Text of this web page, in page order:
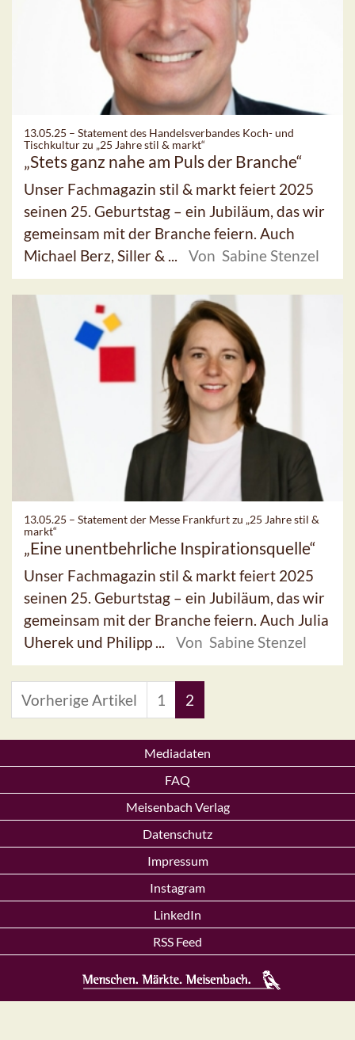
13.05.25 – Statement des Handelsverbandes Koch- und
Tischkultur zu „25 Jahre stil & markt“
„Stets ganz nahe am Puls der Branche“
Unser Fachmagazin stil & markt feiert 2025
seinen 25. Geburtstag – ein Jubiläum, das wir
gemeinsam mit der Branche feiern. Auch
Michael Berz, Siller & ...
Von Sabine Stenzel
13.05.25 – Statement der Messe Frankfurt zu „25 Jahre stil &
markt“
„Eine unentbehrliche Inspirationsquelle“
Unser Fachmagazin stil & markt feiert 2025
seinen 25. Geburtstag – ein Jubiläum, das wir
gemeinsam mit der Branche feiern. Auch Julia
Uherek und Philipp ...
Von Sabine Stenzel
Vorherige Artikel 1 2
Mediadaten
FAQ
Meisenbach Verlag
Datenschutz
Impressum
Instagram
LinkedIn
RSS Feed